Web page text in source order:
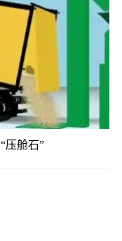
压舱石”